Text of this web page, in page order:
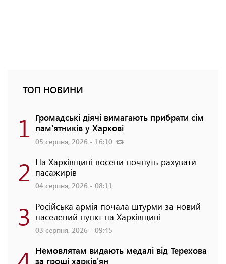
ТОП НОВИНИ
1 Громадські діячі вимагають прибрати сім
пам'ятників у Харкові
05 серпня, 2026 - 16:10
2 На Харківщині восени почнуть рахувати
пасажирів
04 серпня, 2026 - 08:11
3 Російська армія почала штурми за новий
населений пункт на Харківщині
03 серпня, 2026 - 09:45
Немовлятам видають медалі від Терехова
за гроші харків'ян